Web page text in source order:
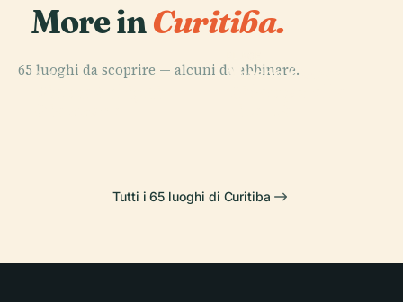
More inCuritiba.
65 luoghi da scoprire — alcuni da abbinare.
PLACE
Museo Oscar
PLACE PLACE
Tutti i 65 luoghi di Curitiba